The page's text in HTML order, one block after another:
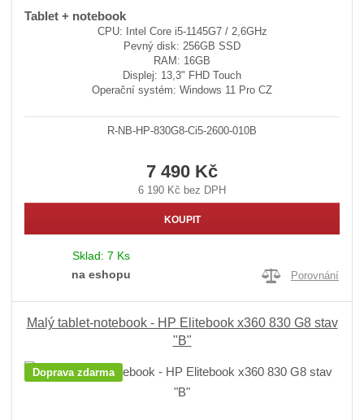
Tablet + notebook
CPU: Intel Core i5-1145G7 / 2,6GHz
Pevný disk: 256GB SSD
RAM: 16GB
Displej: 13,3" FHD Touch
Operační systém: Windows 11 Pro CZ
R-NB-HP-830G8-Ci5-2600-010B
7 490 Kč
6 190 Kč bez DPH
KOUPIT
Sklad: 7 Ks
na eshopu
Porovnání
Malý tablet-notebook - HP Elitebook x360 830 G8 stav
"B"
Doprava zdarma